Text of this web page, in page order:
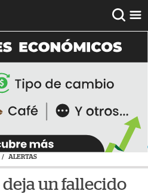
/ ALERTAS
un fallecido